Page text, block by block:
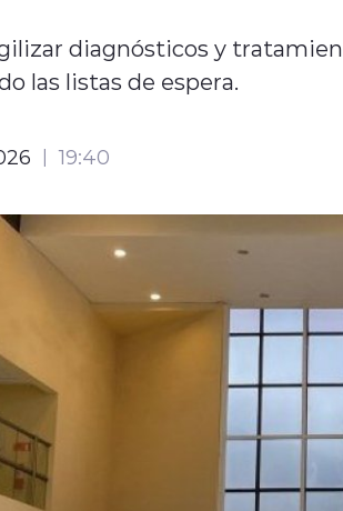
diagnósticos y
las listas de espera.
19:40